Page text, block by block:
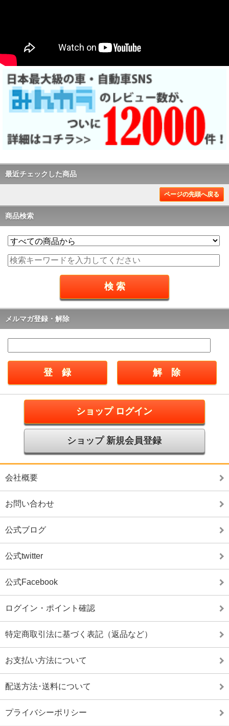
最近チェックした商品
ページの先頭へ戻る
商品検索
メルマガ登録・解除
ショップ ログイン
ショップ 新規会員登録
会社概要
お問い合わせ
公式ブログ
公式twitter
公式Facebook
ログイン・ポイント確認
特定商取引法に基づく表記（返品など）
お支払い方法について
配送方法･送料について
プライバシーポリシー